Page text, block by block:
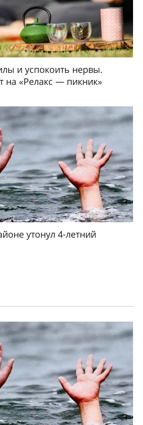
и успокоить нервы.
на «Релакс — пикник»
утонул 4-летний